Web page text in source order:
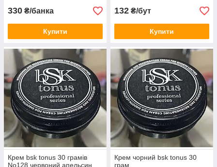
330 ₴/банка
Купити
132 ₴/бут
Купити
Крем bsk tonus 30 грамів
No128 червоний апельсин
Крем чорний bsk tonus 30
грам